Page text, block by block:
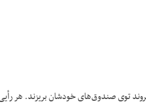
توی صندوق‌های خودشان بریزند. هر